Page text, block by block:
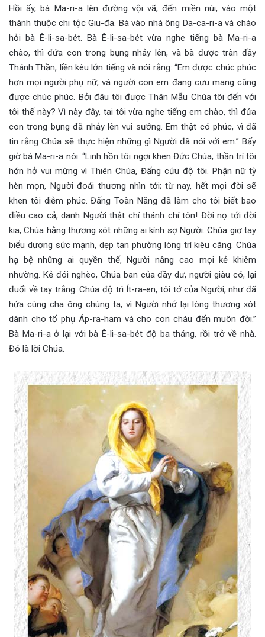
Hồi ấy, bà Ma-ri-a lên đường vội vã, đến miền núi, vào một
thành thuộc chi tộc Giu-đa. Bà vào nhà ông Da-ca-ri-a và chào
hỏi bà Ê-li-sa-bét. Bà Ê-li-sa-bét vừa nghe tiếng bà Ma-ri-a
chào, thì đứa con trong bụng nhảy lên, và bà được tràn đầy
Thánh Thần, liền kêu lớn tiếng và nói rằng: “Em được chúc phúc
hơn mọi người phụ nữ, và người con em đang cưu mang cũng
được chúc phúc. Bởi đâu tôi được Thân Mẫu Chúa tôi đến với
tôi thế này? Vì này đây, tai tôi vừa nghe tiếng em chào, thì đứa
con trong bụng đã nhảy lên vui sướng. Em thật có phúc, vì đã
tin rằng Chúa sẽ thực hiện những gì Người đã nói với em.” Bấy
giờ bà Ma-ri-a nói: “Linh hồn tôi ngợi khen Đức Chúa, thần trí tôi
hớn hở vui mừng vì Thiên Chúa, Đấng cứu độ tôi. Phận nữ tỳ
hèn mọn, Người đoái thương nhìn tới; từ nay, hết mọi đời sẽ
khen tôi diễm phúc. Đấng Toàn Năng đã làm cho tôi biết bao
điều cao cả, danh Người thật chí thánh chí tôn! Đời nọ tới đời
kia, Chúa hằng thương xót những ai kính sợ Người. Chúa giơ tay
biểu dương sức mạnh, dẹp tan phường lòng trí kiêu căng. Chúa
hạ bệ những ai quyền thế, Người nâng cao mọi kẻ khiêm
nhường. Kẻ đói nghèo, Chúa ban của đầy dư, người giàu có, lại
đuổi về tay trắng. Chúa độ trì Ít-ra-en, tôi tớ của Người, như đã
hứa cùng cha ông chúng ta, vì Người nhớ lại lòng thương xót
dành cho tổ phụ Áp-ra-ham và cho con cháu đến muôn đời.”
Bà Ma-ri-a ở lại với bà Ê-li-sa-bét độ ba tháng, rồi trở về nhà.
Đó là lời Chúa.